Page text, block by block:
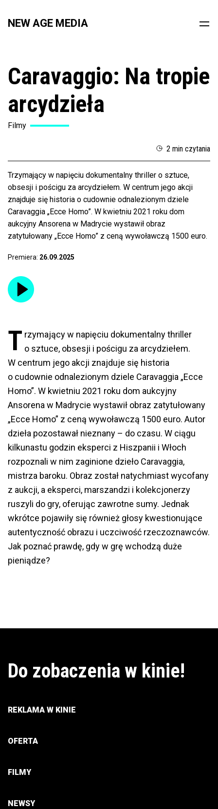
NEW AGE MEDIA
Caravaggio: Na tropie
arcydzieła
Filmy
2 min czytania
Trzymający w napięciu dokumentalny thriller o sztuce,
obsesji i pościgu za arcydziełem. W centrum jego akcji
znajduje się historia o cudownie odnalezionym dziele
Caravaggia „Ecce Homo”. W kwietniu 2021 roku dom
aukcyjny Ansorena w Madrycie wystawił obraz
zatytułowany „Ecce Homo” z ceną wywoławczą 1500 euro.
Premiera: 26.09.2025
T rzymający w napięciu dokumentalny thriller
o sztuce, obsesji i pościgu za arcydziełem.
W centrum jego akcji znajduje się historia
o cudownie odnalezionym dziele Caravaggia „Ecce
Homo”. W kwietniu 2021 roku dom aukcyjny
Ansorena w Madrycie wystawił obraz zatytułowany
„Ecce Homo” z ceną wywoławczą 1500 euro. Autor
dzieła pozostawał nieznany – do czasu. W ciągu
kilkunastu godzin eksperci z Hiszpanii i Włoch
rozpoznali w nim zaginione dzieło Caravaggia,
mistrza baroku. Obraz został natychmiast wycofany
z aukcji, a eksperci, marszandzi i kolekcjonerzy
ruszyli do gry, oferując zawrotne sumy. Jednak
wkrótce pojawiły się również głosy kwestionujące
autentyczność obrazu i uczciwość rzeczoznawców.
Jak poznać prawdę, gdy w grę wchodzą duże
pieniądze?
Do zobaczenia w kinie!
REKLAMA W KINIE
OFERTA
FILMY
NEWSY